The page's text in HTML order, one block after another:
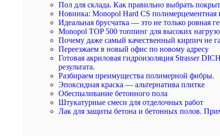
Пол для склада. Как правильно выбрать
Новинка: Monopol Hard CS полимерцементная
Идеальная брусчатка — это не только ровная
Monopol TOP 500 топпинг для высоких
Почему даже самый качественный кирпич не
Переезжаем в новый офис по новому адресу
Готовая акриловая гидроизоляция Strasser
результата.
Разбираем преимущества полимерной фибры.
Эпоксидная краска — альтернатива плитке
Обеспыливание бетонного пола
Штукатурные смеси для отделочных работ
Лак для защиты бетона и бетонных полов.